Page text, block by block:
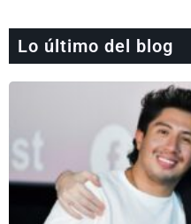
Lo último del blog